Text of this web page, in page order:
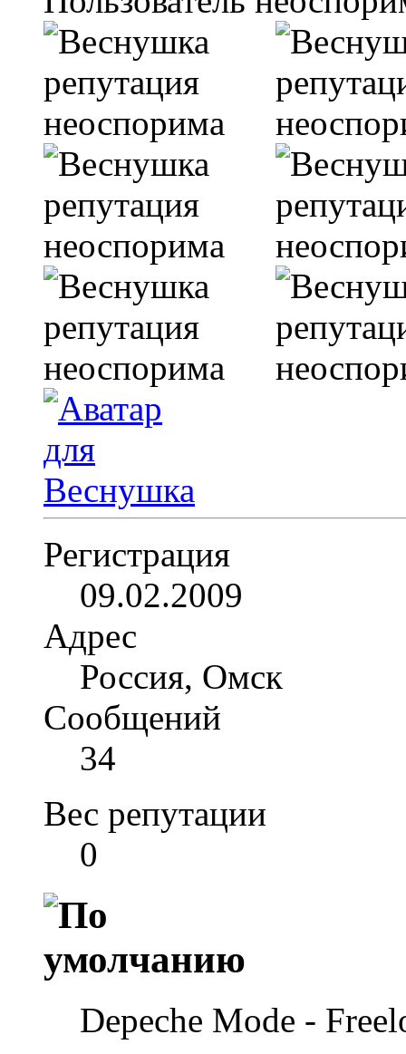
Регистрация
09.02.2009
Адрес
Россия, Омск
Сообщений
34
Вес репутации
0
Depeche Mode -